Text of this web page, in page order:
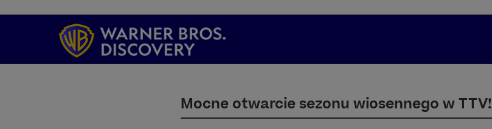
Mocne otwarcie sezonu wiosennego w TTV!